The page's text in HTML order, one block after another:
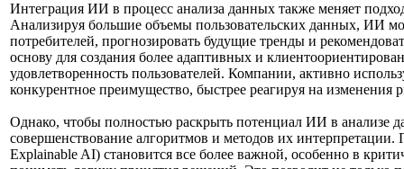
Интеграция ИИ в процесс анализа данных также меняет
Анализируя большие объемы пользовательских данных, ИИ
потребителей, прогнозировать будущие тренды и
основу для создания более адаптивных и
удовлетворенность пользователей. Компании, активно
конкурентное преимущество, быстрее реагируя на
Однако, чтобы полностью раскрыть потенциал ИИ в анализе
совершенствование алгоритмов и методов их
Explainable AI) становится все более важной, особенно в